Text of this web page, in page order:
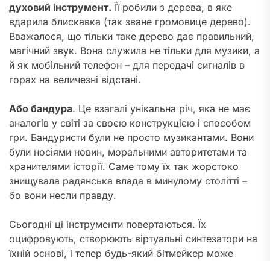
духовий інструмент. Її робили з дерева, в яке
вдарила блискавка (так зване громовице дерево).
Вважалося, що тільки таке дерево дає правильний,
магічний звук. Вона служила не тільки для музики, а
й як мобільний телефон – для передачі сигналів в
горах на величезні відстані.
Або бандура. Це взагалі унікальна річ, яка не має
аналогів у світі за своєю конструкцією і способом
гри. Бандуристи були не просто музикантами. Вони
були носіями новин, моральними авторитетами та
хранителями історії. Саме тому їх так жорстоко
знищувала радянська влада в минулому столітті –
бо вони несли правду.
Сьогодні ці інструменти повертаються. Їх
оцифровують, створюють віртуальні синтезатори на
їхній основі, і тепер будь-який бітмейкер може